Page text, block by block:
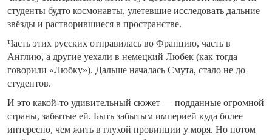
студенты будто космонавты, улетевшие исследовать дальние
звёзды и растворившиеся в пространстве.
Часть этих русских отправилась во Францию, часть в
Англию, а другие уехали в немецкий Любек (как тогда
говорили «Любку»). Дальше началась Смута, стало не до
студентов.
И это какой-то удивительный сюжет — подданные огромной
страны, забытые ей. Быть забытым империей куда более
интересно, чем жить в глухой провинции у моря. Но потом